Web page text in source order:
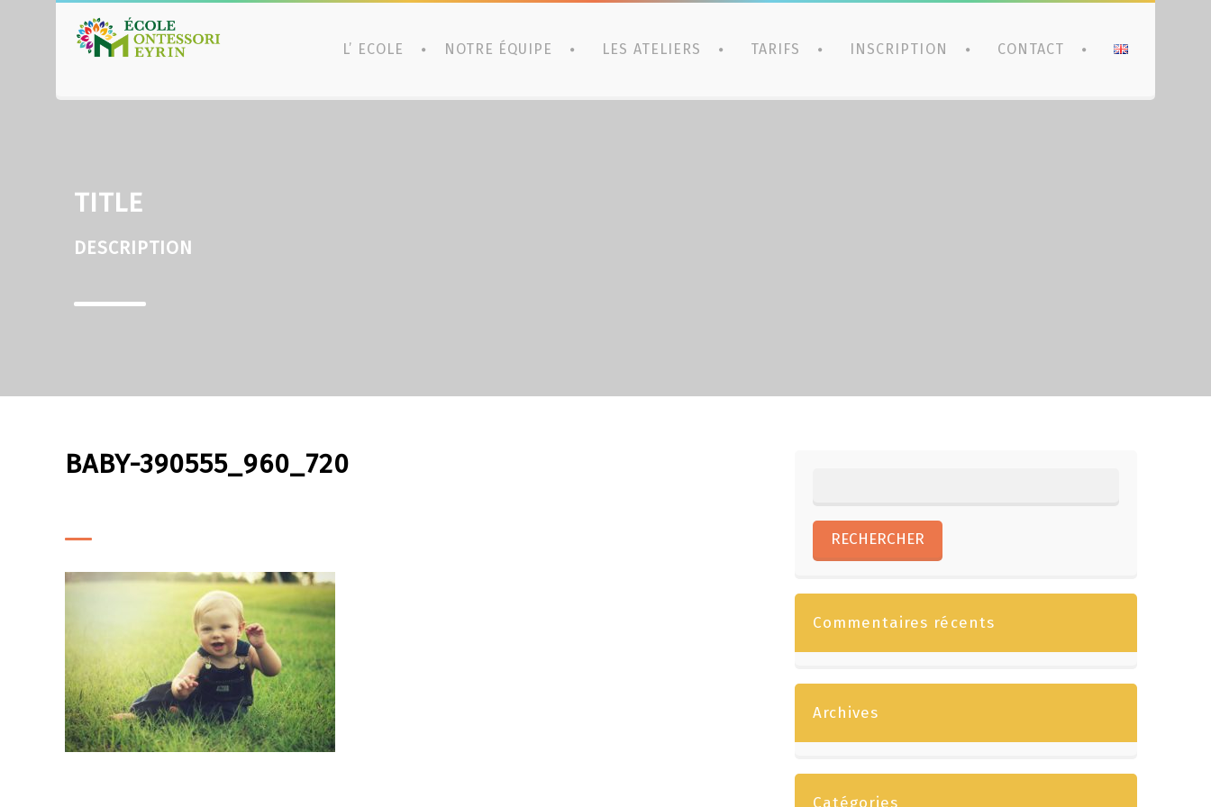
L’ ECOLE NOTRE ÉQUIPE LES ATELIERS TARIFS INSCRIPTION CONTACT
TITLE
DESCRIPTION
BABY-390555_960_720
Commentaires récents
Archives
Catégories